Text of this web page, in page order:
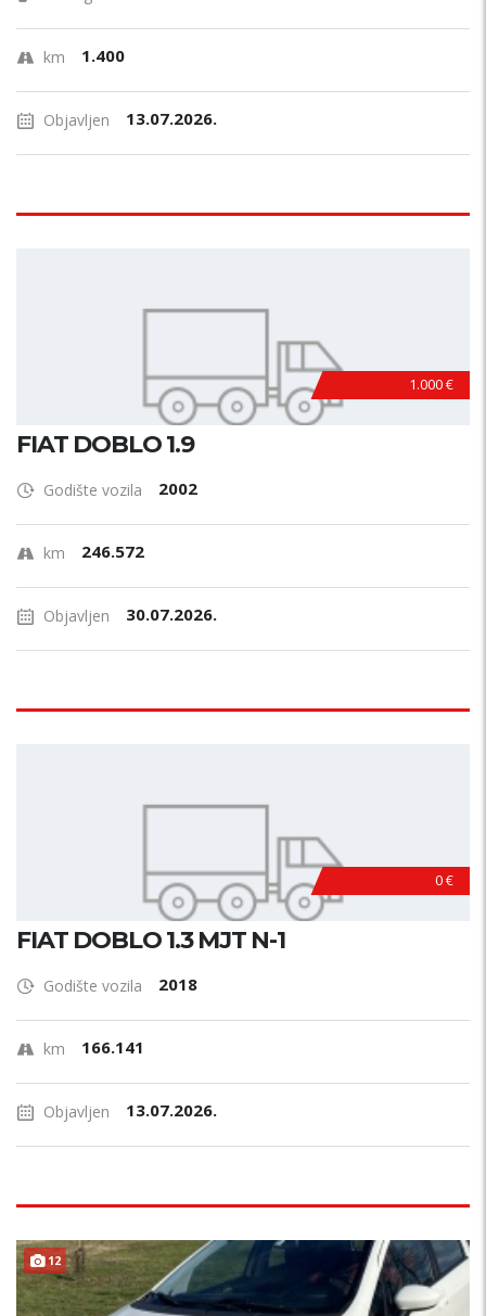
km 1.400
Objavljen 13.07.2026.
1.000 €
FIAT DOBLO 1.9
Godište vozila 2002
km 246.572
Objavljen 30.07.2026.
0 €
FIAT DOBLO 1.3 MJT N-1
Godište vozila 2018
km 166.141
Objavljen 13.07.2026.
12